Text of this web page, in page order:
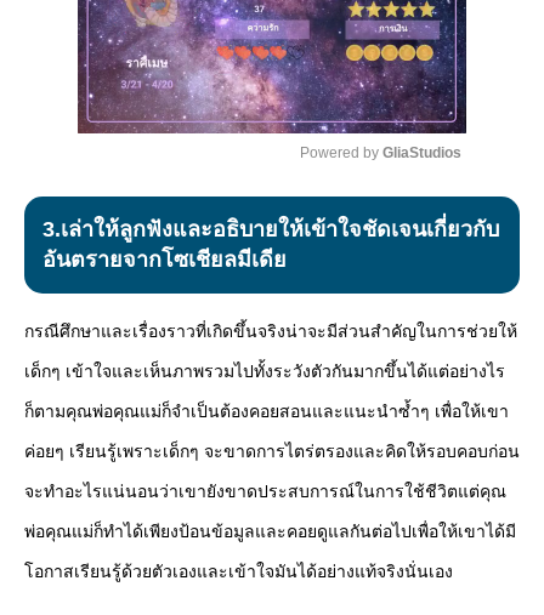
Mute
Powered by GliaStudios
3.เล่าให้ลูกฟังและอธิบายให้เข้าใจชัดเจนเกี่ยวกับ
อันตรายจากโซเชียลมีเดีย
กรณีศึกษาและเรื่องราวที่เกิดขึ้นจริงน่าจะมีส่วนสำคัญในการช่วยให้
เด็กๆ เข้าใจและเห็นภาพรวมไปทั้งระวังตัวกันมากขึ้นได้แต่อย่างไร
ก็ตามคุณพ่อคุณแม่ก็จำเป็นต้องคอยสอนและแนะนำซ้ำๆ เพื่อให้เขา
ค่อยๆ เรียนรู้เพราะเด็กๆ จะขาดการไตร่ตรองและคิดให้รอบคอบก่อน
จะทำอะไรแน่นอนว่าเขายังขาดประสบการณ์ในการใช้ชีวิตแต่คุณ
พ่อคุณแม่ก็ทำได้เพียงป้อนข้อมูลและคอยดูแลกันต่อไปเพื่อให้เขาได้มี
โอกาสเรียนรู้ด้วยตัวเองและเข้าใจมันได้อย่างแท้จริงนั่นเอง